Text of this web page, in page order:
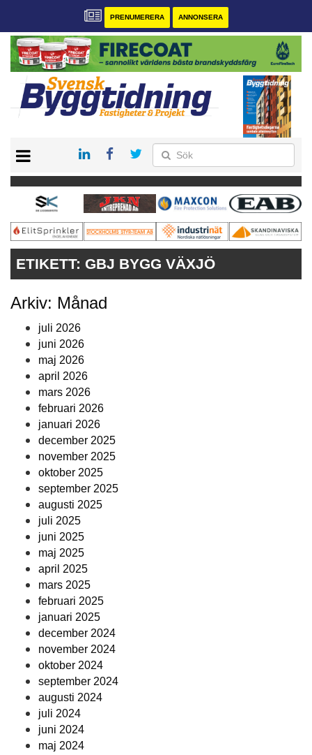
PRENUMERERA ANNONSERA
PRENUMERERA
VÅRA ANDRA MAGASIN
ANNONSERA
KONTAKT
ETIKETT: GBJ BYGG VÄXJÖ
Arkiv: Månad
juli 2026
juni 2026
maj 2026
april 2026
mars 2026
februari 2026
januari 2026
december 2025
november 2025
oktober 2025
september 2025
augusti 2025
juli 2025
juni 2025
maj 2025
april 2025
mars 2025
februari 2025
januari 2025
december 2024
november 2024
oktober 2024
september 2024
augusti 2024
juli 2024
juni 2024
maj 2024